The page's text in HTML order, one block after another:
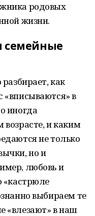
родовых
жизни.
семейные
как
«вписываются» в
иногда
возрасте, и каким
не только
но и
любовь и
«кастрюле
выбираем те
«влезают» в наш